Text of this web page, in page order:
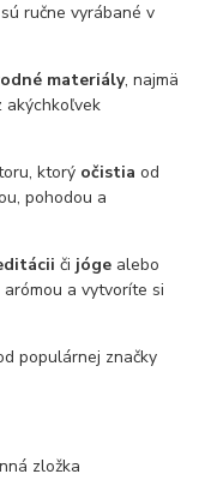
sú ručne vyrábané v
materiály, najmä
akýchkoľvek
ktorý očistia od
pohodou a
či jóge alebo
a vytvoríte si
populárnej značky
zložka